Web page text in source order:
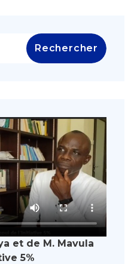
et de M. Mavula
5%